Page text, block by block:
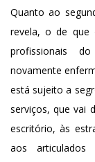
Quanto ao
revela, o de que
profissionais
novamente
está sujeito a
serviços, que vai
escritório, às
aos